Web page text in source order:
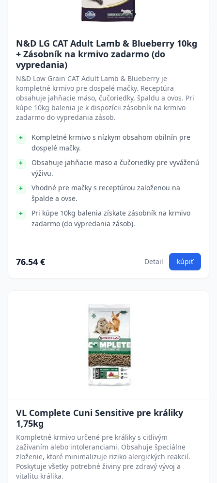
N&D LG CAT Adult Lamb & Blueberry 10kg
+ Zásobník na krmivo zadarmo (do
vypredania)
N&D Low Grain CAT Adult Lamb & Blueberry je
kompletné krmivo pre dospelé mačky. Receptúra
obsahuje jahňacie mäso, čučoriedky, špaldu a ovos. Pri
kúpe 10kg balenia je k dispozícii zásobník na krmivo
zadarmo do vypredania zásob.
Kompletné krmivo s nízkym obsahom obilnín pre
dospelé mačky.
Obsahuje jahňacie mäso a čučoriedky pre vyváženú
výživu.
Vhodné pre mačky s receptúrou založenou na
špalde a ovse.
Pri kúpe 10kg balenia získate zásobník na krmivo
zadarmo (do vypredania zásob).
76.54 € Detail kúpiť
VL Complete Cuni Sensitive pre králiky
1,75kg
Kompletné krmivo určené pre králiky s citlivým
zažívaním alebo intoleranciami. Obsahuje špeciálne
zloženie, ktoré minimalizuje riziko alergických reakcií.
Poskytuje všetky potrebné živiny pre zdravý vývoj a
vitalitu králika.